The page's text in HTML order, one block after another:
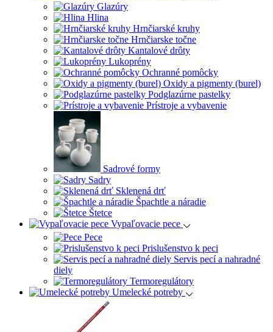
Glazúry
Hlina
Hrnčiarské kruhy
Hrnčiarske točne
Kantalové drôty
Lukoprény
Ochranné pomôcky
Oxidy a pigmenty (burel)
Podglazúrne pastelky
Prístroje a vybavenie
Sadrové formy
Sadry
Sklenená drť
Špachtle a náradie
Štetce
Vypaľovacie pece
Pece
Prislušenstvo k peci
Servis pecí a nahradné
diely
Termoregulátory
Umelecké potreby